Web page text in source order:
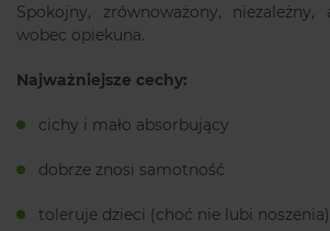
Spokojny, zrównoważony,
wobec opiekuna.
Najważniejsze cechy:
cichy i mało absorbujący
dobrze znosi samotność
toleruje dzieci (choć nie lubi noszenia)